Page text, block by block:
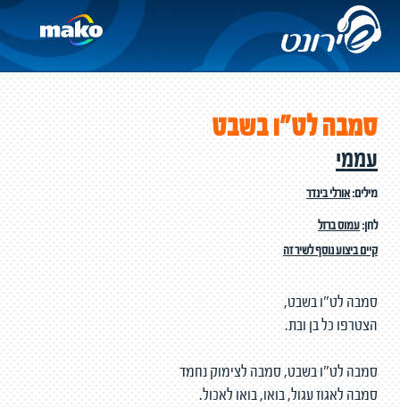
סמבה לט"ו בשבט
עממי
מילים:אורלי בינדר
לחן:עמוס ברזל
קיים ביצוע נוסף לשיר זה
סמבה לט"ו בשבט,
הצטרפו כל בן ובת.
סמבה לט"ו בשבט, סמבה לצימוק נחמד
סמבה לאגוז עגול, בואו, בואו לאכול.